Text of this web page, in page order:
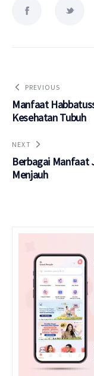
PREVIOUS
Manfaat
Kesehatan Tubuh
NEXT
Berbagai Manfaat
Menjauh